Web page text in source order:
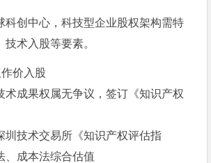
科创中心，科技型企业股权架构需特
术入股等要素。
价入股
术成果权属无争议，签订《知识产权
圳技术交易所《知识产权评估指
、成本法综合估值